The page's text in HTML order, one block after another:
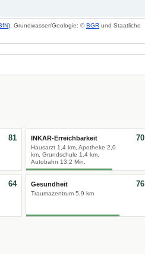
; Grundwasser/Geologie: ©BGR und Staatliche
81 INKAR-Erreichbarkeit
Hausarzt 1,4 km, Apotheke 2,0
km, Grundschule 1,4 km,
Autobahn 13,2 Min.
70
64 Gesundheit
Traumazentrum 5,9 km
76